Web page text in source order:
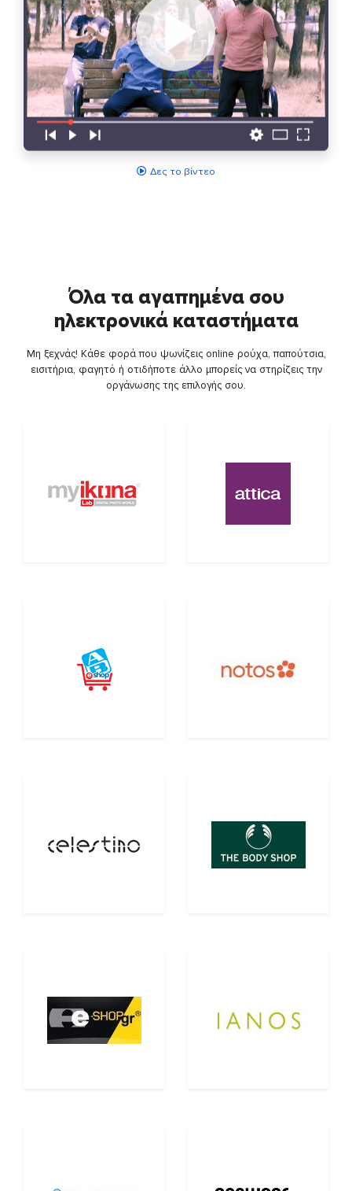
Δες το βίντεο
Όλα τα αγαπημένα σου
ηλεκτρονικά καταστήματα
Μη ξεχνάς! Κάθε φορά που ψωνίζεις online ρούχα, παπούτσια,
εισιτήρια, φαγητό ή οτιδήποτε άλλο μπορείς να στηρίζεις την
οργάνωσης της επιλογής σου.